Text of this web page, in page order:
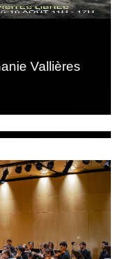
Vallières